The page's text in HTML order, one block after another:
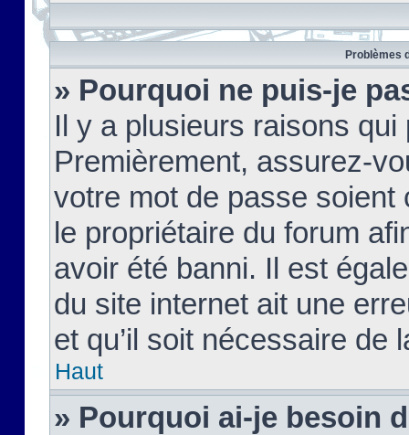
Problèmes
» Pourquoi ne puis-je
Il y a plusieurs raisons
Premièrement, assurez-
votre mot de passe soient
le propriétaire du forum
avoir été banni. Il est
du site internet ait une
et qu’il soit nécessaire de
Haut
» Pourquoi ai-je besoin